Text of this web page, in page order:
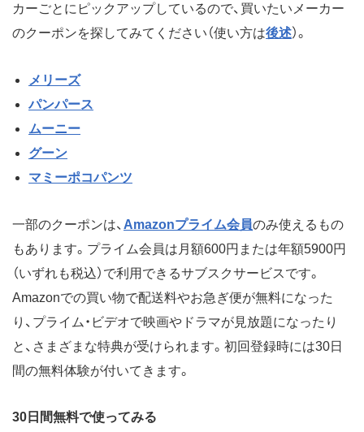
カーごとにピックアップしているので、買いたいメーカー
のクーポンを探してみてください（使い方は後述）。
メリーズ
パンパース
ムーニー
グーン
マミーポコパンツ
一部のクーポンは、 Amazonプライム会員のみ使えるもの
もあります。プライム会員は月額600円または年額5900円
（いずれも税込）で利用できるサブスクサービスです。
Amazonでの買い物で配送料やお急ぎ便が無料になった
り、プライム・ビデオで映画やドラマが見放題になったり
と、さまざまな特典が受けられます。初回登録時には30日
間の無料体験が付いてきます。
30日間無料で使ってみる